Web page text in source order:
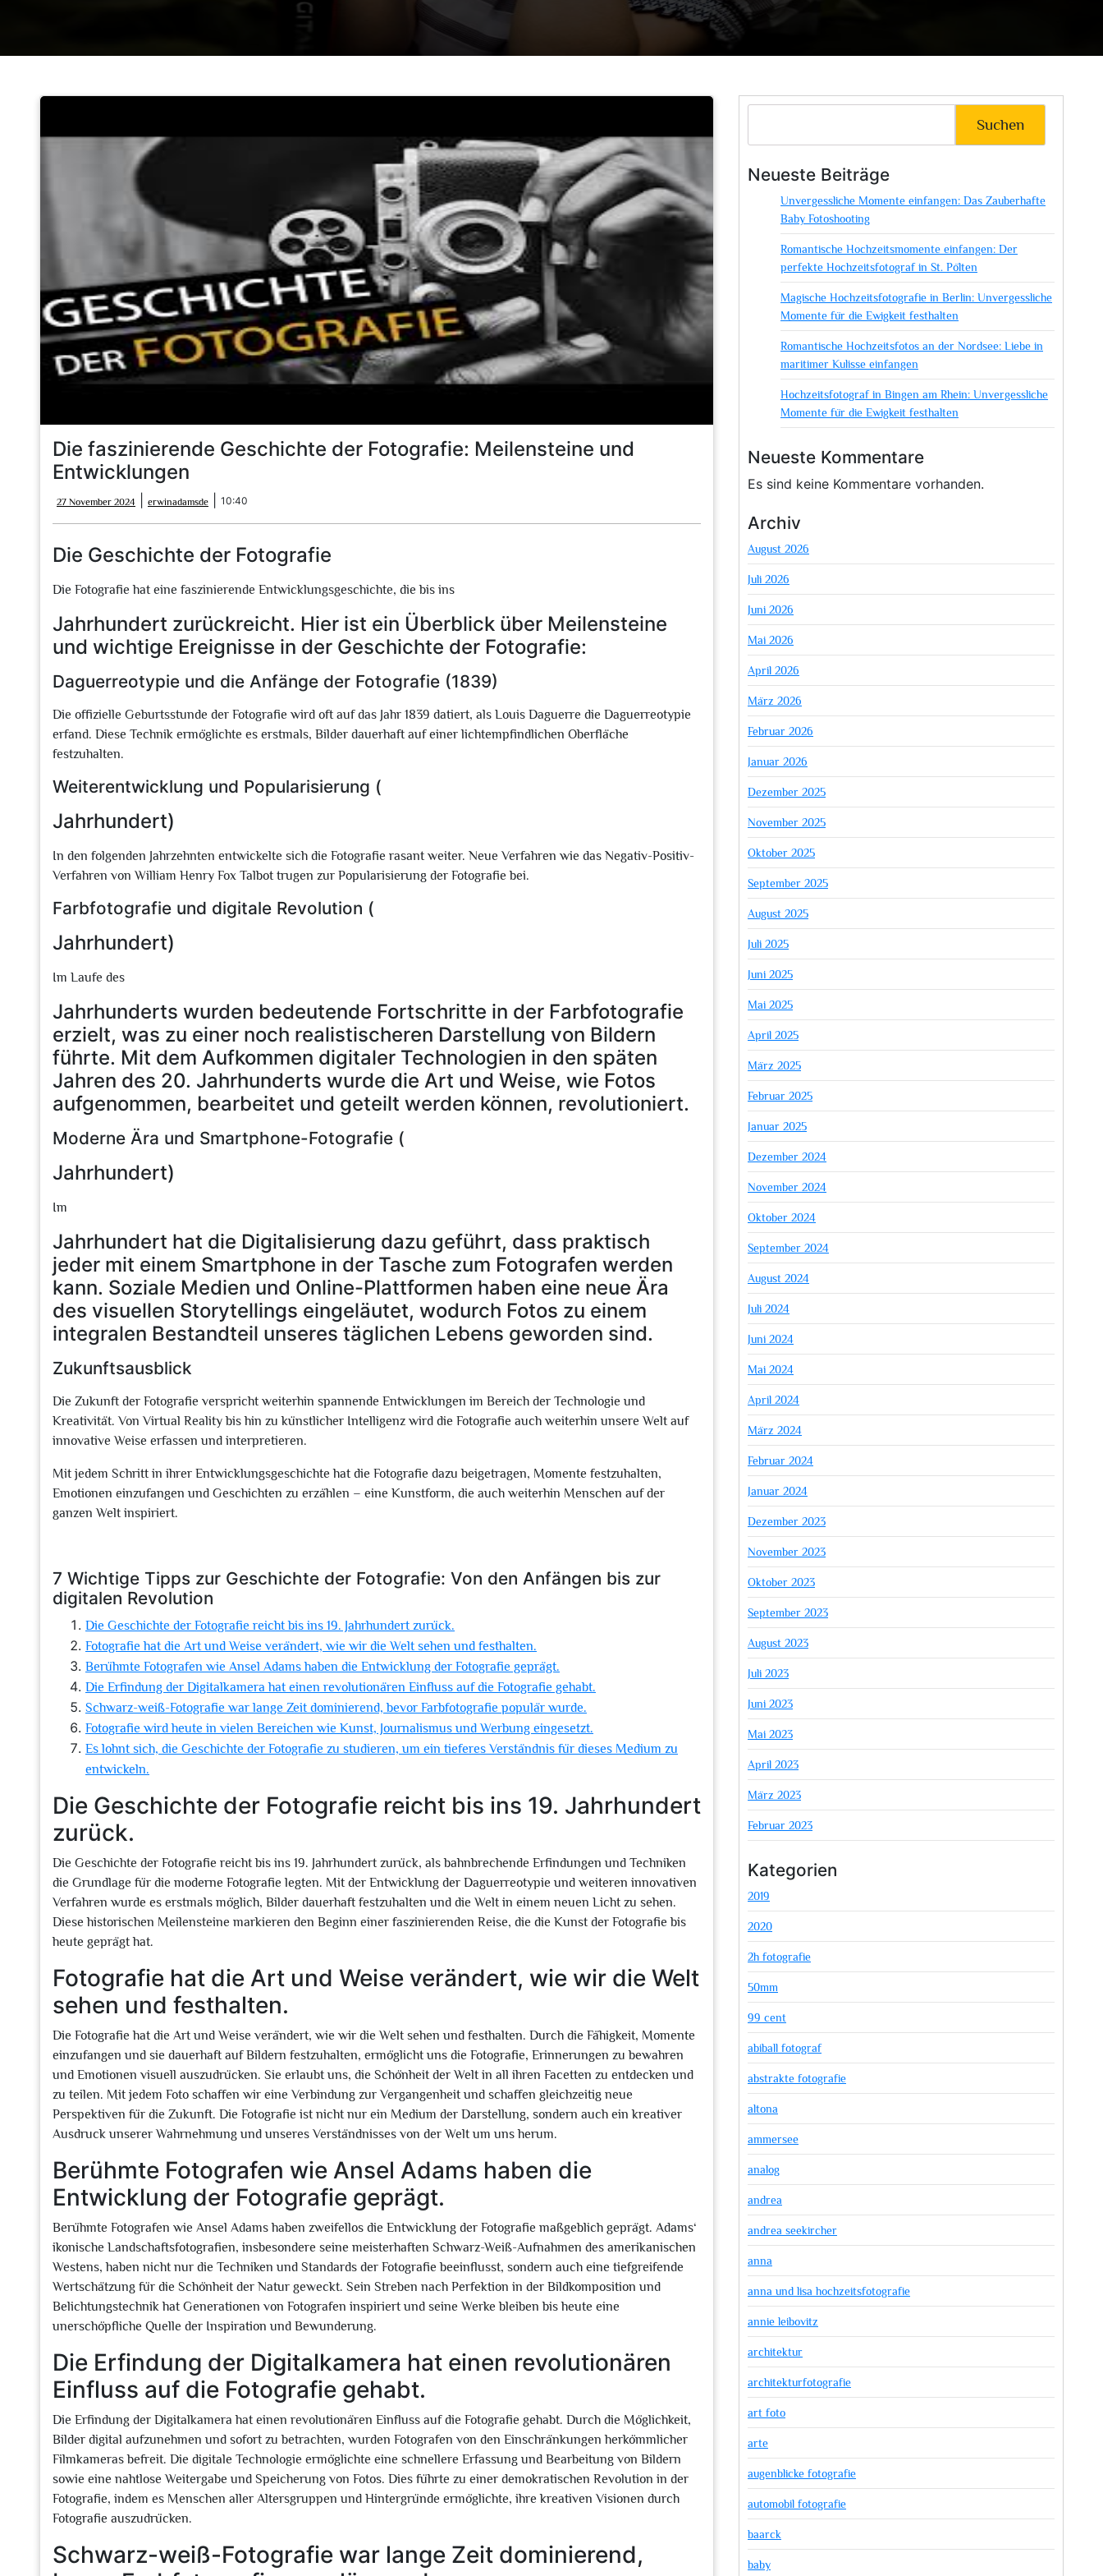
Die faszinierende Geschichte der Fotografie: Meilensteine und
Entwicklungen
27 November 2024
November
2024
erwinadamsde erwinadamsde
10:40
Die Geschichte der Fotografie
Die Fotografie hat eine faszinierende Entwicklungsgeschichte, die bis ins
Jahrhundert zurückreicht. Hier ist ein Überblick über Meilensteine
und wichtige Ereignisse in der Geschichte der Fotografie:
Daguerreotypie und die Anfänge der Fotografie (1839)
Die offizielle Geburtsstunde der Fotografie wird oft auf das Jahr 1839 datiert, als Louis Daguerre die Daguerreotypie
erfand. Diese Technik ermöglichte es erstmals, Bilder dauerhaft auf einer lichtempfindlichen Oberfläche
festzuhalten.
Weiterentwicklung und Popularisierung (
Jahrhundert)
In den folgenden Jahrzehnten entwickelte sich die Fotografie rasant weiter. Neue Verfahren wie das Negativ-Positiv-
Verfahren von William Henry Fox Talbot trugen zur Popularisierung der Fotografie bei.
Farbfotografie und digitale Revolution (
Jahrhundert)
Im Laufe des
Jahrhunderts wurden bedeutende Fortschritte in der Farbfotografie
erzielt, was zu einer noch realistischeren Darstellung von Bildern
führte. Mit dem Aufkommen digitaler Technologien in den späten
Jahren des 20. Jahrhunderts wurde die Art und Weise, wie Fotos
aufgenommen, bearbeitet und geteilt werden können, revolutioniert.
Moderne Ära und Smartphone-Fotografie (
Jahrhundert)
Im
Jahrhundert hat die Digitalisierung dazu geführt, dass praktisch
jeder mit einem Smartphone in der Tasche zum Fotografen werden
kann. Soziale Medien und Online-Plattformen haben eine neue Ära
des visuellen Storytellings eingeläutet, wodurch Fotos zu einem
integralen Bestandteil unseres täglichen Lebens geworden sind.
Zukunftsausblick
Die Zukunft der Fotografie verspricht weiterhin spannende Entwicklungen im Bereich der Technologie und
Kreativität. Von Virtual Reality bis hin zu künstlicher Intelligenz wird die Fotografie auch weiterhin unsere Welt auf
innovative Weise erfassen und interpretieren.
Mit jedem Schritt in ihrer Entwicklungsgeschichte hat die Fotografie dazu beigetragen, Momente festzuhalten,
Emotionen einzufangen und Geschichten zu erzählen – eine Kunstform, die auch weiterhin Menschen auf der
ganzen Welt inspiriert.
7 Wichtige Tipps zur Geschichte der Fotografie: Von den Anfängen bis zur
digitalen Revolution
Die Geschichte der Fotografie reicht bis ins 19. Jahrhundert zurück.
Fotografie hat die Art und Weise verändert, wie wir die Welt sehen und festhalten.
Berühmte Fotografen wie Ansel Adams haben die Entwicklung der Fotografie geprägt.
Die Erfindung der Digitalkamera hat einen revolutionären Einfluss auf die Fotografie gehabt.
Schwarz-weiß-Fotografie war lange Zeit dominierend, bevor Farbfotografie populär wurde.
Fotografie wird heute in vielen Bereichen wie Kunst, Journalismus und Werbung eingesetzt.
Es lohnt sich, die Geschichte der Fotografie zu studieren, um ein tieferes Verständnis für dieses Medium zu
entwickeln.
Die Geschichte der Fotografie reicht bis ins 19. Jahrhundert
zurück.
Die Geschichte der Fotografie reicht bis ins 19. Jahrhundert zurück, als bahnbrechende Erfindungen und Techniken
die Grundlage für die moderne Fotografie legten. Mit der Entwicklung der Daguerreotypie und weiteren innovativen
Verfahren wurde es erstmals möglich, Bilder dauerhaft festzuhalten und die Welt in einem neuen Licht zu sehen.
Diese historischen Meilensteine markieren den Beginn einer faszinierenden Reise, die die Kunst der Fotografie bis
heute geprägt hat.
Fotografie hat die Art und Weise verändert, wie wir die Welt
sehen und festhalten.
Die Fotografie hat die Art und Weise verändert, wie wir die Welt sehen und festhalten. Durch die Fähigkeit, Momente
einzufangen und sie dauerhaft auf Bildern festzuhalten, ermöglicht uns die Fotografie, Erinnerungen zu bewahren
und Emotionen visuell auszudrücken. Sie erlaubt uns, die Schönheit der Welt in all ihren Facetten zu entdecken und
zu teilen. Mit jedem Foto schaffen wir eine Verbindung zur Vergangenheit und schaffen gleichzeitig neue
Perspektiven für die Zukunft. Die Fotografie ist nicht nur ein Medium der Darstellung, sondern auch ein kreativer
Ausdruck unserer Wahrnehmung und unseres Verständnisses von der Welt um uns herum.
Berühmte Fotografen wie Ansel Adams haben die
Entwicklung der Fotografie geprägt.
Berühmte Fotografen wie Ansel Adams haben zweifellos die Entwicklung der Fotografie maßgeblich geprägt. Adams‘
ikonische Landschaftsfotografien, insbesondere seine meisterhaften Schwarz-Weiß-Aufnahmen des amerikanischen
Westens, haben nicht nur die Techniken und Standards der Fotografie beeinflusst, sondern auch eine tiefgreifende
Wertschätzung für die Schönheit der Natur geweckt. Sein Streben nach Perfektion in der Bildkomposition und
Belichtungstechnik hat Generationen von Fotografen inspiriert und seine Werke bleiben bis heute eine
unerschöpfliche Quelle der Inspiration und Bewunderung.
Die Erfindung der Digitalkamera hat einen revolutionären
Einfluss auf die Fotografie gehabt.
Die Erfindung der Digitalkamera hat einen revolutionären Einfluss auf die Fotografie gehabt. Durch die Möglichkeit,
Bilder digital aufzunehmen und sofort zu betrachten, wurden Fotografen von den Einschränkungen herkömmlicher
Filmkameras befreit. Die digitale Technologie ermöglichte eine schnellere Erfassung und Bearbeitung von Bildern
sowie eine nahtlose Weitergabe und Speicherung von Fotos. Dies führte zu einer demokratischen Revolution in der
Fotografie, indem es Menschen aller Altersgruppen und Hintergründe ermöglichte, ihre kreativen Visionen durch
Fotografie auszudrücken.
Schwarz-weiß-Fotografie war lange Zeit dominierend,
Suchen
Neueste Beiträge
Unvergessliche Momente einfangen: Das Zauberhafte
Baby Fotoshooting
Romantische Hochzeitsmomente einfangen: Der
perfekte Hochzeitsfotograf in St. Pölten
Magische Hochzeitsfotografie in Berlin: Unvergessliche
Momente für die Ewigkeit festhalten
Romantische Hochzeitsfotos an der Nordsee: Liebe in
maritimer Kulisse einfangen
Hochzeitsfotograf in Bingen am Rhein: Unvergessliche
Momente für die Ewigkeit festhalten
Neueste Kommentare
Es sind keine Kommentare vorhanden.
Archiv
August 2026
Juli 2026
Juni 2026
Mai 2026
April 2026
März 2026
Februar 2026
Januar 2026
Dezember 2025
November 2025
Oktober 2025
September 2025
August 2025
Juli 2025
Juni 2025
Mai 2025
April 2025
März 2025
Februar 2025
Januar 2025
Dezember 2024
November 2024
Oktober 2024
September 2024
August 2024
Juli 2024
Juni 2024
Mai 2024
April 2024
März 2024
Februar 2024
Januar 2024
Dezember 2023
November 2023
Oktober 2023
September 2023
August 2023
Juli 2023
Juni 2023
Mai 2023
April 2023
März 2023
Februar 2023
Kategorien
2019
2020
2h fotografie
50mm
99 cent
abiball fotograf
abstrakte fotografie
altona
ammersee
analog
andrea
andrea seekircher
anna
anna und lisa hochzeitsfotografie
annie leibovitz
architektur
architekturfotografie
art foto
arte
augenblicke fotografie
automobil fotografie
baarck
baby